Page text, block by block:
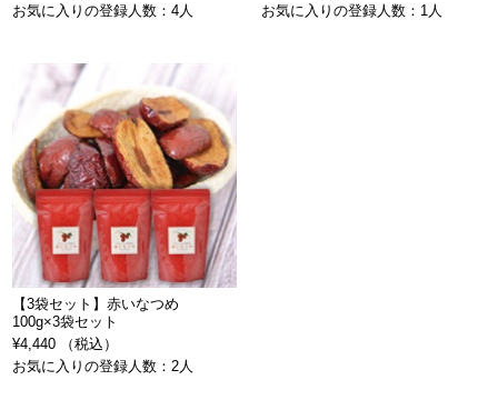
お気に入りの登録人数：4人
お気に入りの登録人数：1人
【3袋セット】赤いなつめ
100g×3袋セット
¥4,440 （税込）
お気に入りの登録人数：2人